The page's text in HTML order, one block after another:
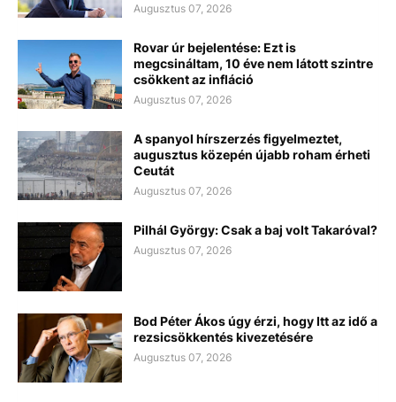
Augusztus 07, 2026
Rovar úr bejelentése: Ezt is
megcsináltam, 10 éve nem látott szintre
csökkent az infláció
Augusztus 07, 2026
A spanyol hírszerzés figyelmeztet,
augusztus közepén újabb roham érheti
Ceutát
Augusztus 07, 2026
Pilhál György: Csak a baj volt Takaróval?
Augusztus 07, 2026
Bod Péter Ákos úgy érzi, hogy Itt az idő a
rezsicsökkentés kivezetésére
Augusztus 07, 2026